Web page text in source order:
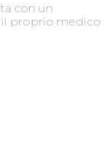
con un
il proprio medico